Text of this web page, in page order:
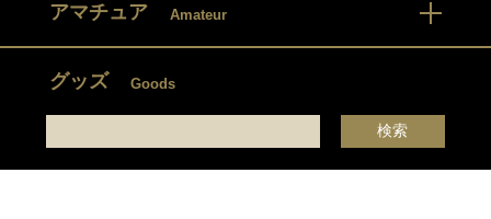
アマチュア Amateur
グッズ Goods